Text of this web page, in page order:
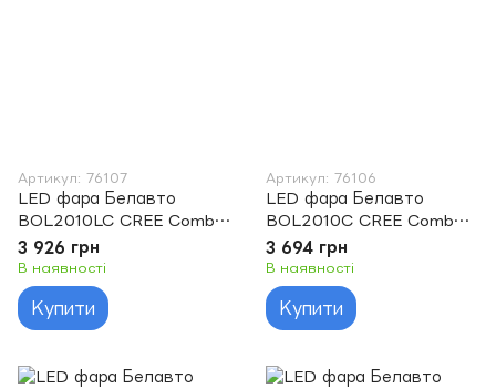
Артикул: 76107
LED фара Белавто
BOL2010LC CREE Combo
LED (20*10w)
3 926 грн
В наявності
Купити
Артикул: 76106
LED фара Белавто
BOL2010C CREE Combo
LED (20*10w)
3 694 грн
В наявності
Купити